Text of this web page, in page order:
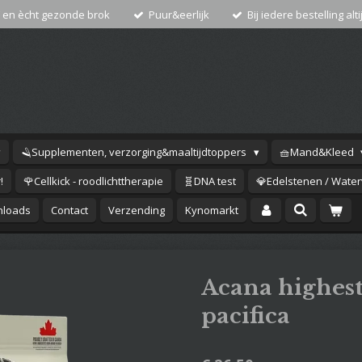
en ècht gezonde brok Puur&eerlijk Bij iedere bestelling
🪒Supplementen, verzorging&maaltijdtoppers
🧺Mand&Kleed
🌹Cellkick - roodlichttherapie 🧬DNA test
💎Edelstenen /
Contact Verzending Kynomarkt
Acana
pacifica